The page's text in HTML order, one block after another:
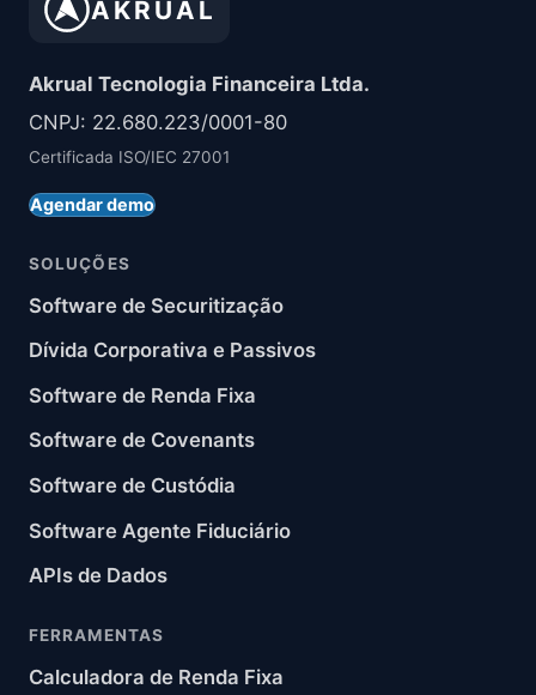
AKRUAL
Akrual Tecnologia Financeira Ltda.
CNPJ: 22.680.223/0001-80
Certificada ISO/IEC 27001
Agendar demo
SOLUÇÕES
Software de Securitização
Dívida Corporativa e Passivos
Software de Renda Fixa
Software de Covenants
Software de Custódia
Software Agente Fiduciário
APIs de Dados
FERRAMENTAS
Calculadora de Renda Fixa